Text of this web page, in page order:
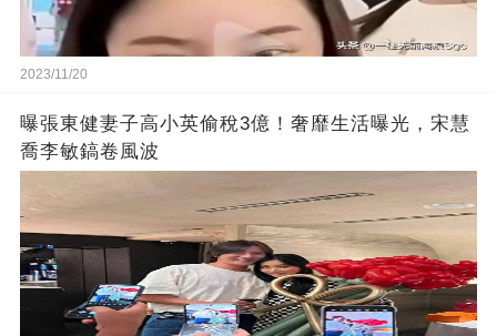
2023/11/20
曝張東健妻子高小英偷稅3億！奢靡生活曝光，宋慧
喬李敏鎬卷風波